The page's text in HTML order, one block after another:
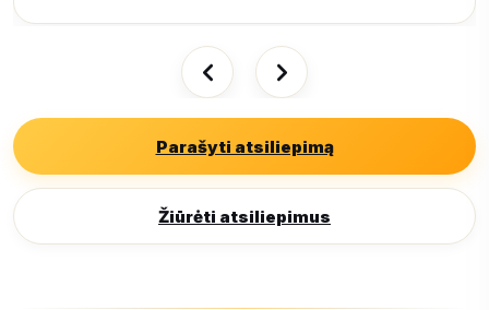
Parašyti atsiliepimą
Žiūrėti atsiliepimus